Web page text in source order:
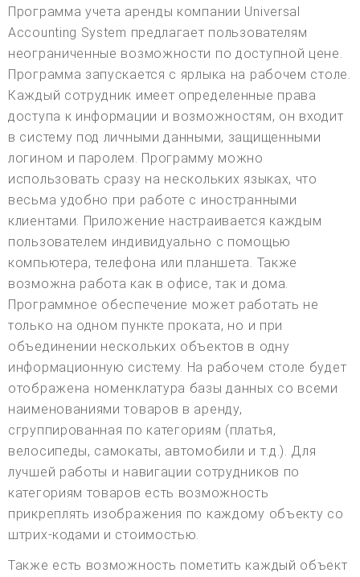
Программа учета аренды компании Universal
Accounting System предлагает пользователям
неограниченные возможности по доступной цене.
Программа запускается с ярлыка на рабочем столе.
Каждый сотрудник имеет определенные права
доступа к информации и возможностям, он входит
в систему под личными данными, защищенными
логином и паролем. Программу можно
использовать сразу на нескольких языках, что
весьма удобно при работе с иностранными
клиентами. Приложение настраивается каждым
пользователем индивидуально с помощью
компьютера, телефона или планшета. Также
возможна работа как в офисе, так и дома.
Программное обеспечение может работать не
только на одном пункте проката, но и при
объединении нескольких объектов в одну
информационную систему. На рабочем столе будет
отображена номенклатура базы данных со всеми
наименованиями товаров в аренду,
сгруппированная по категориям (платья,
велосипеды, самокаты, автомобили и т.д.). Для
лучшей работы и навигации сотрудников по
категориям товаров есть возможность
прикреплять изображения по каждому объекту со
штрих-кодами и стоимостью.
Также есть возможность пометить каждый объект